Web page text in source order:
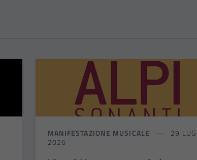
MANIFESTAZIONE MUSICALE
29 LUG
2026